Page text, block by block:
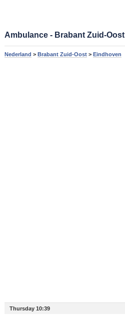
Ambulance - Brabant Zuid-Oost
Nederland > Brabant Zuid-Oost> Eindhoven
Thursday 10:39